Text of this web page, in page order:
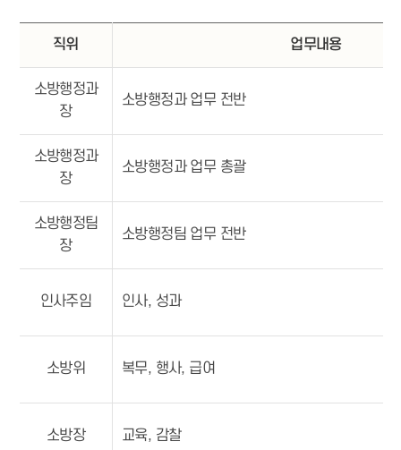
직위 업무내용
소방행정과
장
소방행정과 업무 전반
소방행정과
장
소방행정과 업무 총괄
소방행정팀
장
소방행정팀 업무 전반
인사주임 인사, 성과
소방위 복무, 행사, 급여
소방장 교육, 감찰